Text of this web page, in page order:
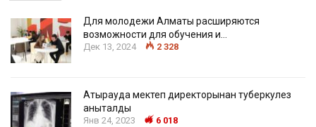
Для молодежи Алматы расширяются
возможности для обучения и…
Дек 13, 2024 2 328
Атырауда мектеп директорынан туберкулез
анықталды
Янв 24, 2023 6 018